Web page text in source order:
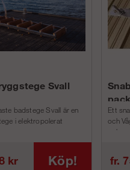
Svall
badstege Svall är en
i elektropolerat
kr Köp!
Ett
och
och m...
fr.